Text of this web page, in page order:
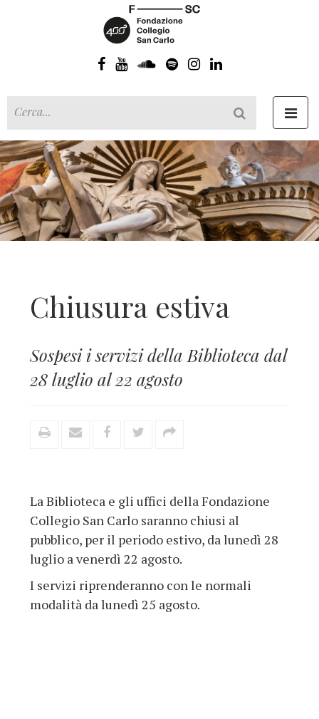
Chiusura estiva
Sospesi i servizi della Biblioteca dal
28 luglio al 22 agosto
La Biblioteca e gli uffici della Fondazione
Collegio San Carlo saranno chiusi al
pubblico, per il periodo estivo, da lunedì 28
luglio a venerdì 22 agosto.
I servizi riprenderanno con le normali
modalità da lunedì 25 agosto.